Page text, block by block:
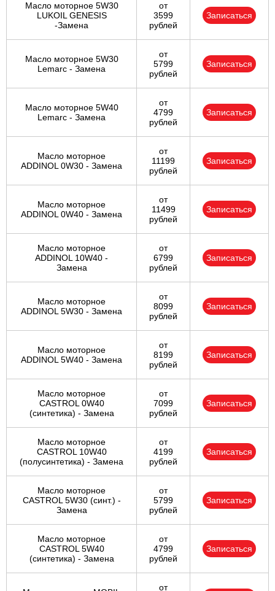
Масло моторное 5W30
LUKOIL GENESIS
-Замена
от
3599
рублей
Записаться
Масло моторное 5W30
Lemarc - Замена
от
5799
рублей
Записаться
Масло моторное 5W40
Lemarc - Замена
от
4799
рублей
Записаться
Масло моторное
ADDINOL 0W30 - Замена
от
11199
рублей
Записаться
Масло моторное
ADDINOL 0W40 - Замена
от
11499
рублей
Записаться
Масло моторное
ADDINOL 10W40 -
Замена
от
6799
рублей
Записаться
Масло моторное
ADDINOL 5W30 - Замена
от
8099
рублей
Записаться
Масло моторное
ADDINOL 5W40 - Замена
от
8199
рублей
Записаться
Масло моторное
CASTROL 0W40
(синтетика) - Замена
от
7099
рублей
Записаться
Масло моторное
CASTROL 10W40
(полусинтетика) - Замена
от
4199
рублей
Записаться
Масло моторное
CASTROL 5W30 (синт.) -
Замена
от
5799
рублей
Записаться
Масло моторное
CASTROL 5W40
(синтетика) - Замена
от
4799
рублей
Записаться
от